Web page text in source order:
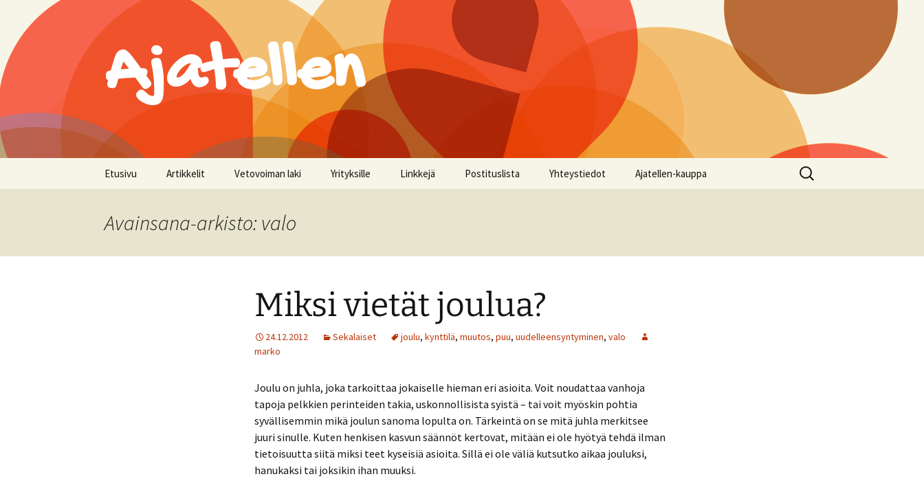
Ajatellen
Etusivu Artikkelit Vetovoiman laki Yrityksille Linkkejä Postituslista Yhteystiedot Ajatellen-kauppa
Haku:
Avainsana-arkisto: valo
Miksi vietät joulua?
24.12.2012 Sekalaiset joulu, kynttilä, muutos, puu, uudelleensyntyminen, valo
marko
Joulu on juhla, joka tarkoittaa jokaiselle hieman eri asioita. Voit noudattaa vanhoja
tapoja pelkkien perinteiden takia, uskonnollisista syistä – tai voit myöskin pohtia
syvällisemmin mikä joulun sanoma lopulta on. Tärkeintä on se mitä juhla merkitsee
juuri sinulle. Kuten henkisen kasvun säännöt kertovat, mitään ei ole hyötyä tehdä ilman
tietoisuutta siitä miksi teet kyseisiä asioita. Sillä ei ole väliä kutsutko aikaa jouluksi,
hanukaksi tai joksikin ihan muuksi.